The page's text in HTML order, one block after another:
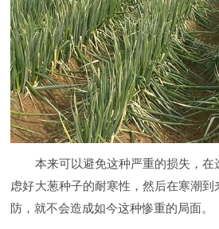
本来可以避免这种严重的损失，
虑好大葱种子的耐寒性，然后在寒潮
防，就不会造成如今这种惨重的局面。